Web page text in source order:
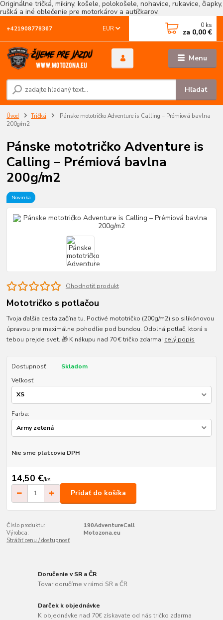
Originálne tričká, mikiny, košele, polokošele, nohavice, rukavice, čiapky,
rušká a iné oblečenie pre motorkárov a autíčkarov.
Menu
EUR
Hľadať
+421908778367 0 ks
za 0,00 €
Úvod Tričká
Pánske mototričko Adventure is Calling – Prémiová bavlna
200g/m2
Pánske mototričko Adventure is
Calling – Prémiová bavlna
200g/m2
Novinka
Ohodnotiť produkt
Mototričko s potlačou
Tvoja ďalšia cesta začína tu. Poctivé mototričko (200g/m2) so silikónovou
úpravou pre maximálne pohodlie pod bundou. Odolná potlač, ktorá s
tebou prejde svet. 🎁 K nákupu nad 70 € tričko zdarma! celý popis
Dostupnosť
Skladom
Veľkosť
Farba:
Nie sme platcovia DPH
14,50 €/ks
Pridať do košíka
Číslo produktu:
190AdventureCall
Výrobca:
Motozona.eu
Strážiť cenu / dostupnosť
Doručenie v SR a ČR
Tovar doručíme v rámci SR a ČR
Darček k objednávke
K objednávke nad 70€ získavate od nás tričko zdarma